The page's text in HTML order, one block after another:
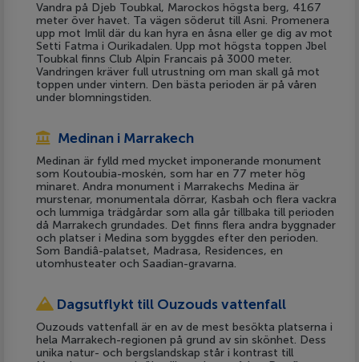
Vandra på Djeb Toubkal, Marockos högsta berg, 4167
meter över havet. Ta vägen söderut till Asni. Promenera
upp mot Imlil där du kan hyra en åsna eller ge dig av mot
Setti Fatma i Ourikadalen. Upp mot högsta toppen Jbel
Toubkal finns Club Alpin Francais på 3000 meter.
Vandringen kräver full utrustning om man skall gå mot
toppen under vintern. Den bästa perioden är på våren
under blomningstiden.
Medinan i Marrakech
Medinan är fylld med mycket imponerande monument
som Koutoubia-moskén, som har en 77 meter hög
minaret. Andra monument i Marrakechs Medina är
murstenar, monumentala dörrar, Kasbah och flera vackra
och lummiga trädgårdar som alla går tillbaka till perioden
då Marrakech grundades. Det finns flera andra byggnader
och platser i Medina som byggdes efter den perioden.
Som Bandiâ-palatset, Madrasa, Residences, en
utomhusteater och Saadian-gravarna.
Dagsutflykt till Ouzouds vattenfall
Ouzouds vattenfall är en av de mest besökta platserna i
hela Marrakech-regionen på grund av sin skönhet. Dess
unika natur- och bergslandskap står i kontrast till